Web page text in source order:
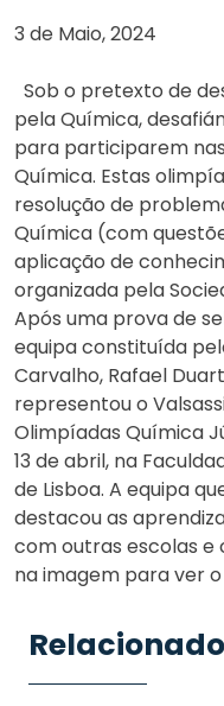
3 de Maio, 2024
Sob o pretexto de
pela Química,
para participarem
Química. Estas
resolução de
Química (com
aplicação de
organizada pela
Após uma prova de
equipa constituída
Carvalho, Rafael
representou o
Olimpíadas Química
13 de abril, na
de Lisboa. A equipa
destacou as
com outras escolas e
na imagem para ver